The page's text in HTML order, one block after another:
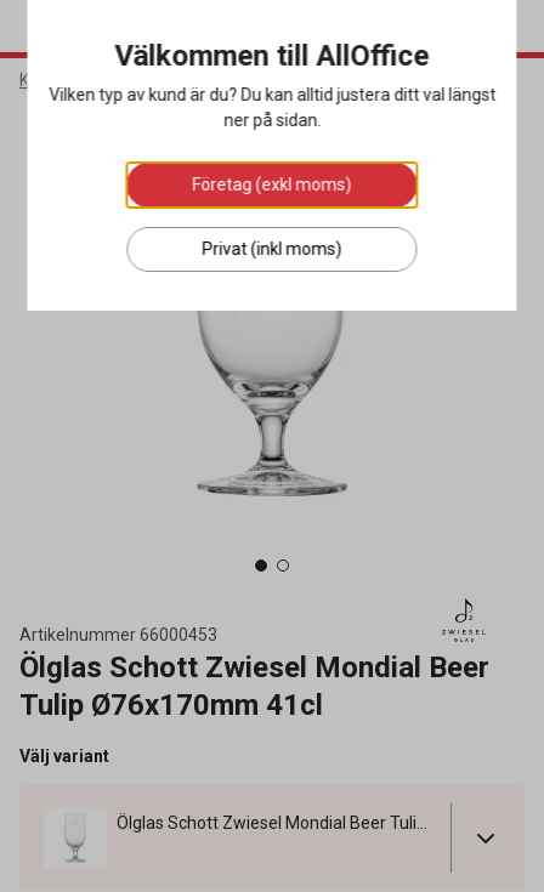
Kök & Servering
Artikelnummer66000453
Ölglas Schott Zwiesel Mondial Beer
Tulip Ø76x170mm 41cl
Välj variant
Välkommen till AllOffice
Vilken typ av kund är du? Du kan alltid justera ditt val längst
ner på sidan.
Företag (exkl moms)
Privat (inkl moms)